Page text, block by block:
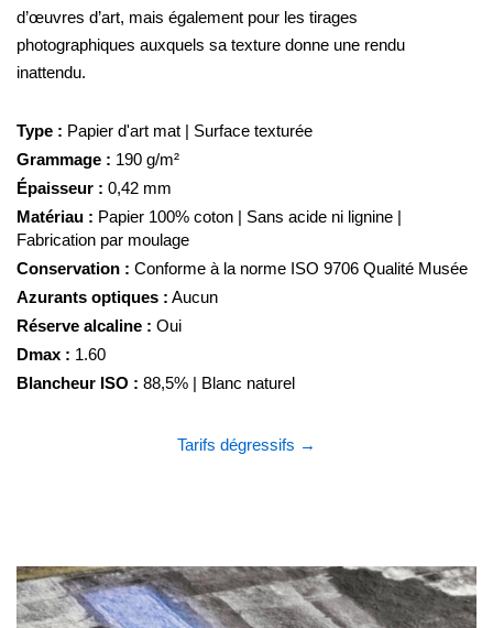
d’œuvres d’art, mais également pour les tirages
photographiques auxquels sa texture donne une rendu
inattendu.
Type : Papier d'art mat | Surface texturée
Grammage : 190 g/m²
Épaisseur : 0,42 mm
Matériau : Papier 100% coton | Sans acide ni lignine |
Fabrication par moulage
Conservation : Conforme à la norme ISO 9706 Qualité Musée
Azurants optiques : Aucun
Réserve alcaline : Oui
Dmax : 1.60
Blancheur ISO : 88,5% | Blanc naturel
Tarifs dégressifs →